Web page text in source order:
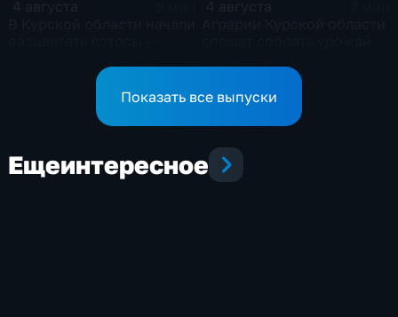
Показать все выпуски
Ещеинтересное